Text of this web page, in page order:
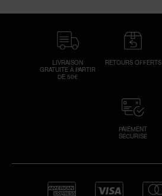
LIVRAISON
GRATUITE À PARTIR
DE 50€
RETOURS OFFERTS
PAIEMENT
SÉCURISÉ